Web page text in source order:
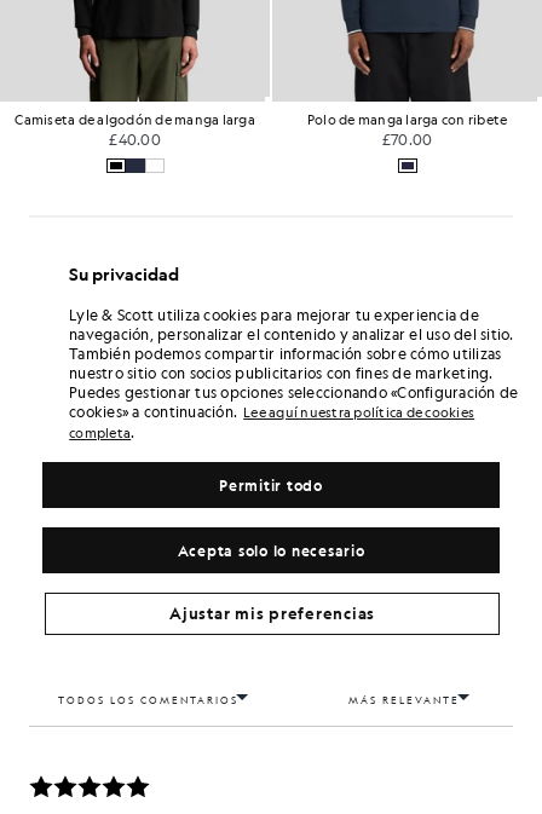
Camiseta de algodón de manga larga
£40.00
Polo de manga larga con ribete
£70.00
Su privacidad
Lyle & Scott utiliza cookies para mejorar tu experiencia de
navegación, personalizar el contenido y analizar el uso del sitio.
También podemos compartir información sobre cómo utilizas
nuestro sitio con socios publicitarios con fines de marketing.
Puedes gestionar tus opciones seleccionando «Configuración de
cookies» a continuación. Lee aquí nuestra política de cookies
completa.
Acepta solo lo necesario
Permitir todo
Ajustar mis preferencias